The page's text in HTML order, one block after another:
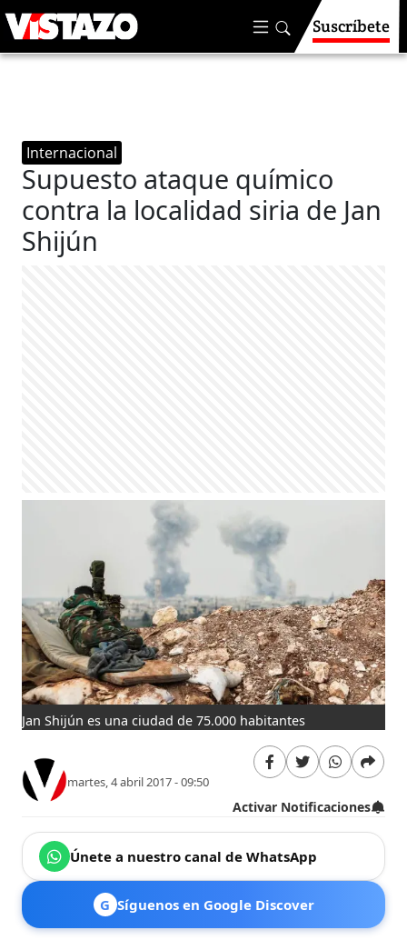
Suscríbete
Internacional
Supuesto ataque químico
contra la localidad siria de Jan
Shijún
Jan Shijún es una ciudad de 75.000 habitantes
martes, 4 abril 2017 - 09:50
Activar Notificaciones
Únete a nuestro canal de WhatsApp
G Síguenos en Google Discover